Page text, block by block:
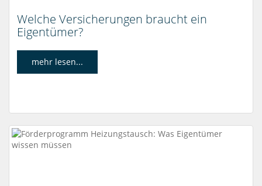
Welche Versicherungen braucht ein
Eigentümer?
mehr lesen...